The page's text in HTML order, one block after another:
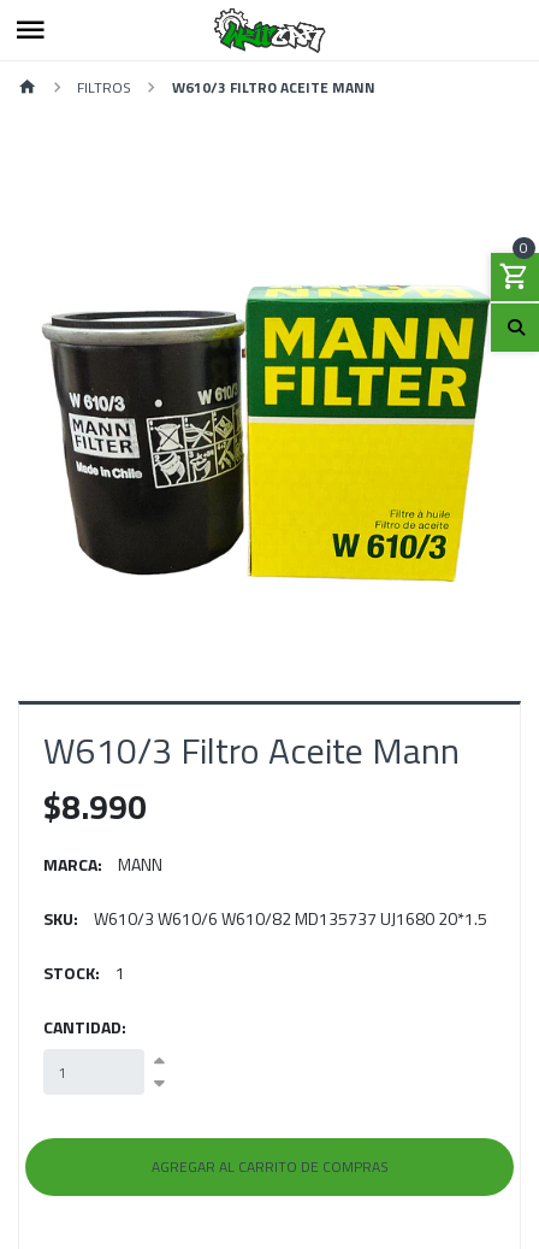
0
FILTROS W610/3 FILTRO ACEITE MANN
W610/3 Filtro Aceite Mann
$8.990
MARCA: MANN
SKU: W610/3 W610/6 W610/82 MD135737 UJ1680 20*1.5
STOCK: 1
CANTIDAD: